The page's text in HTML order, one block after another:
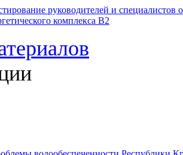
руководителей и специалистов
комплекса В2